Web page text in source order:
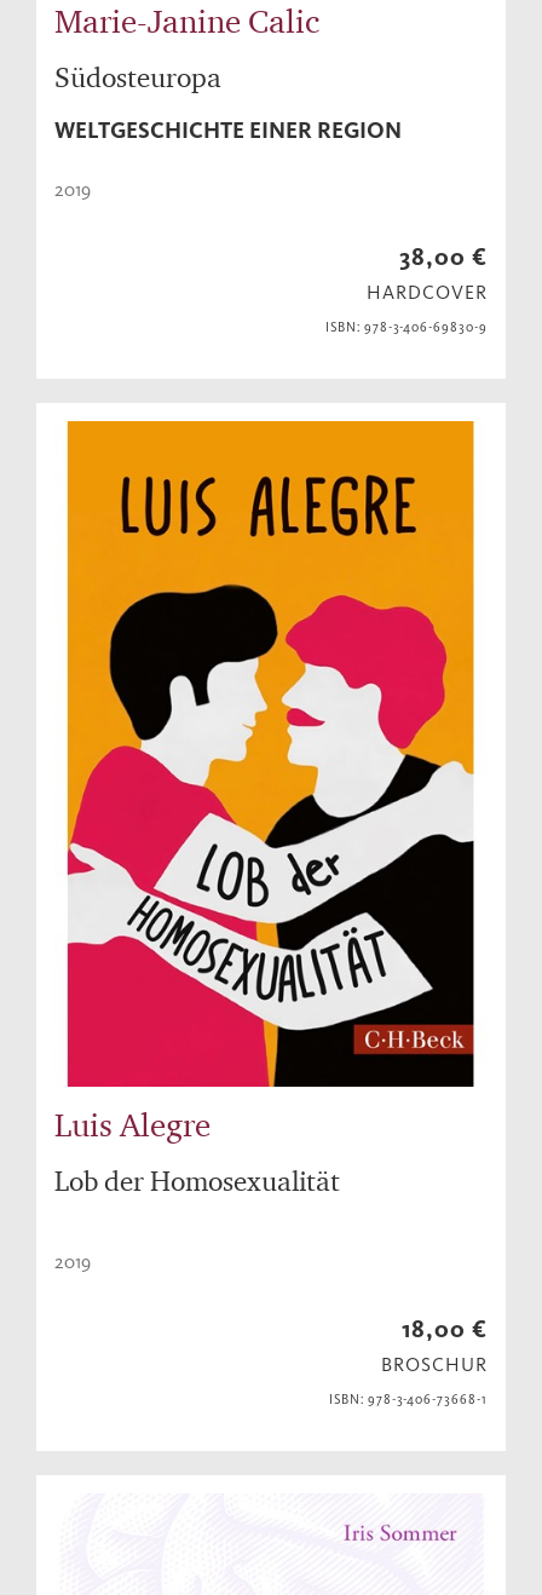
Marie-Janine Calic
Südosteuropa
WELTGESCHICHTE EINER REGION
2019
38,00 €
HARDCOVER
ISBN: 978-3-406-69830-9
Luis Alegre
Lob der Homosexualität
2019
18,00 €
BROSCHUR
ISBN: 978-3-406-73668-1